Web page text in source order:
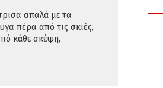
απαλά με τα
πέρα από τις σκιές,
κάθε σκέψη,